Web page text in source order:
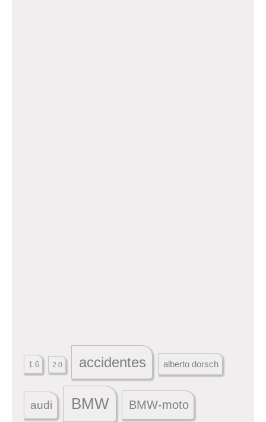
1.6 2.0 accidentes alberto dorsch
audi BMW BMW-moto